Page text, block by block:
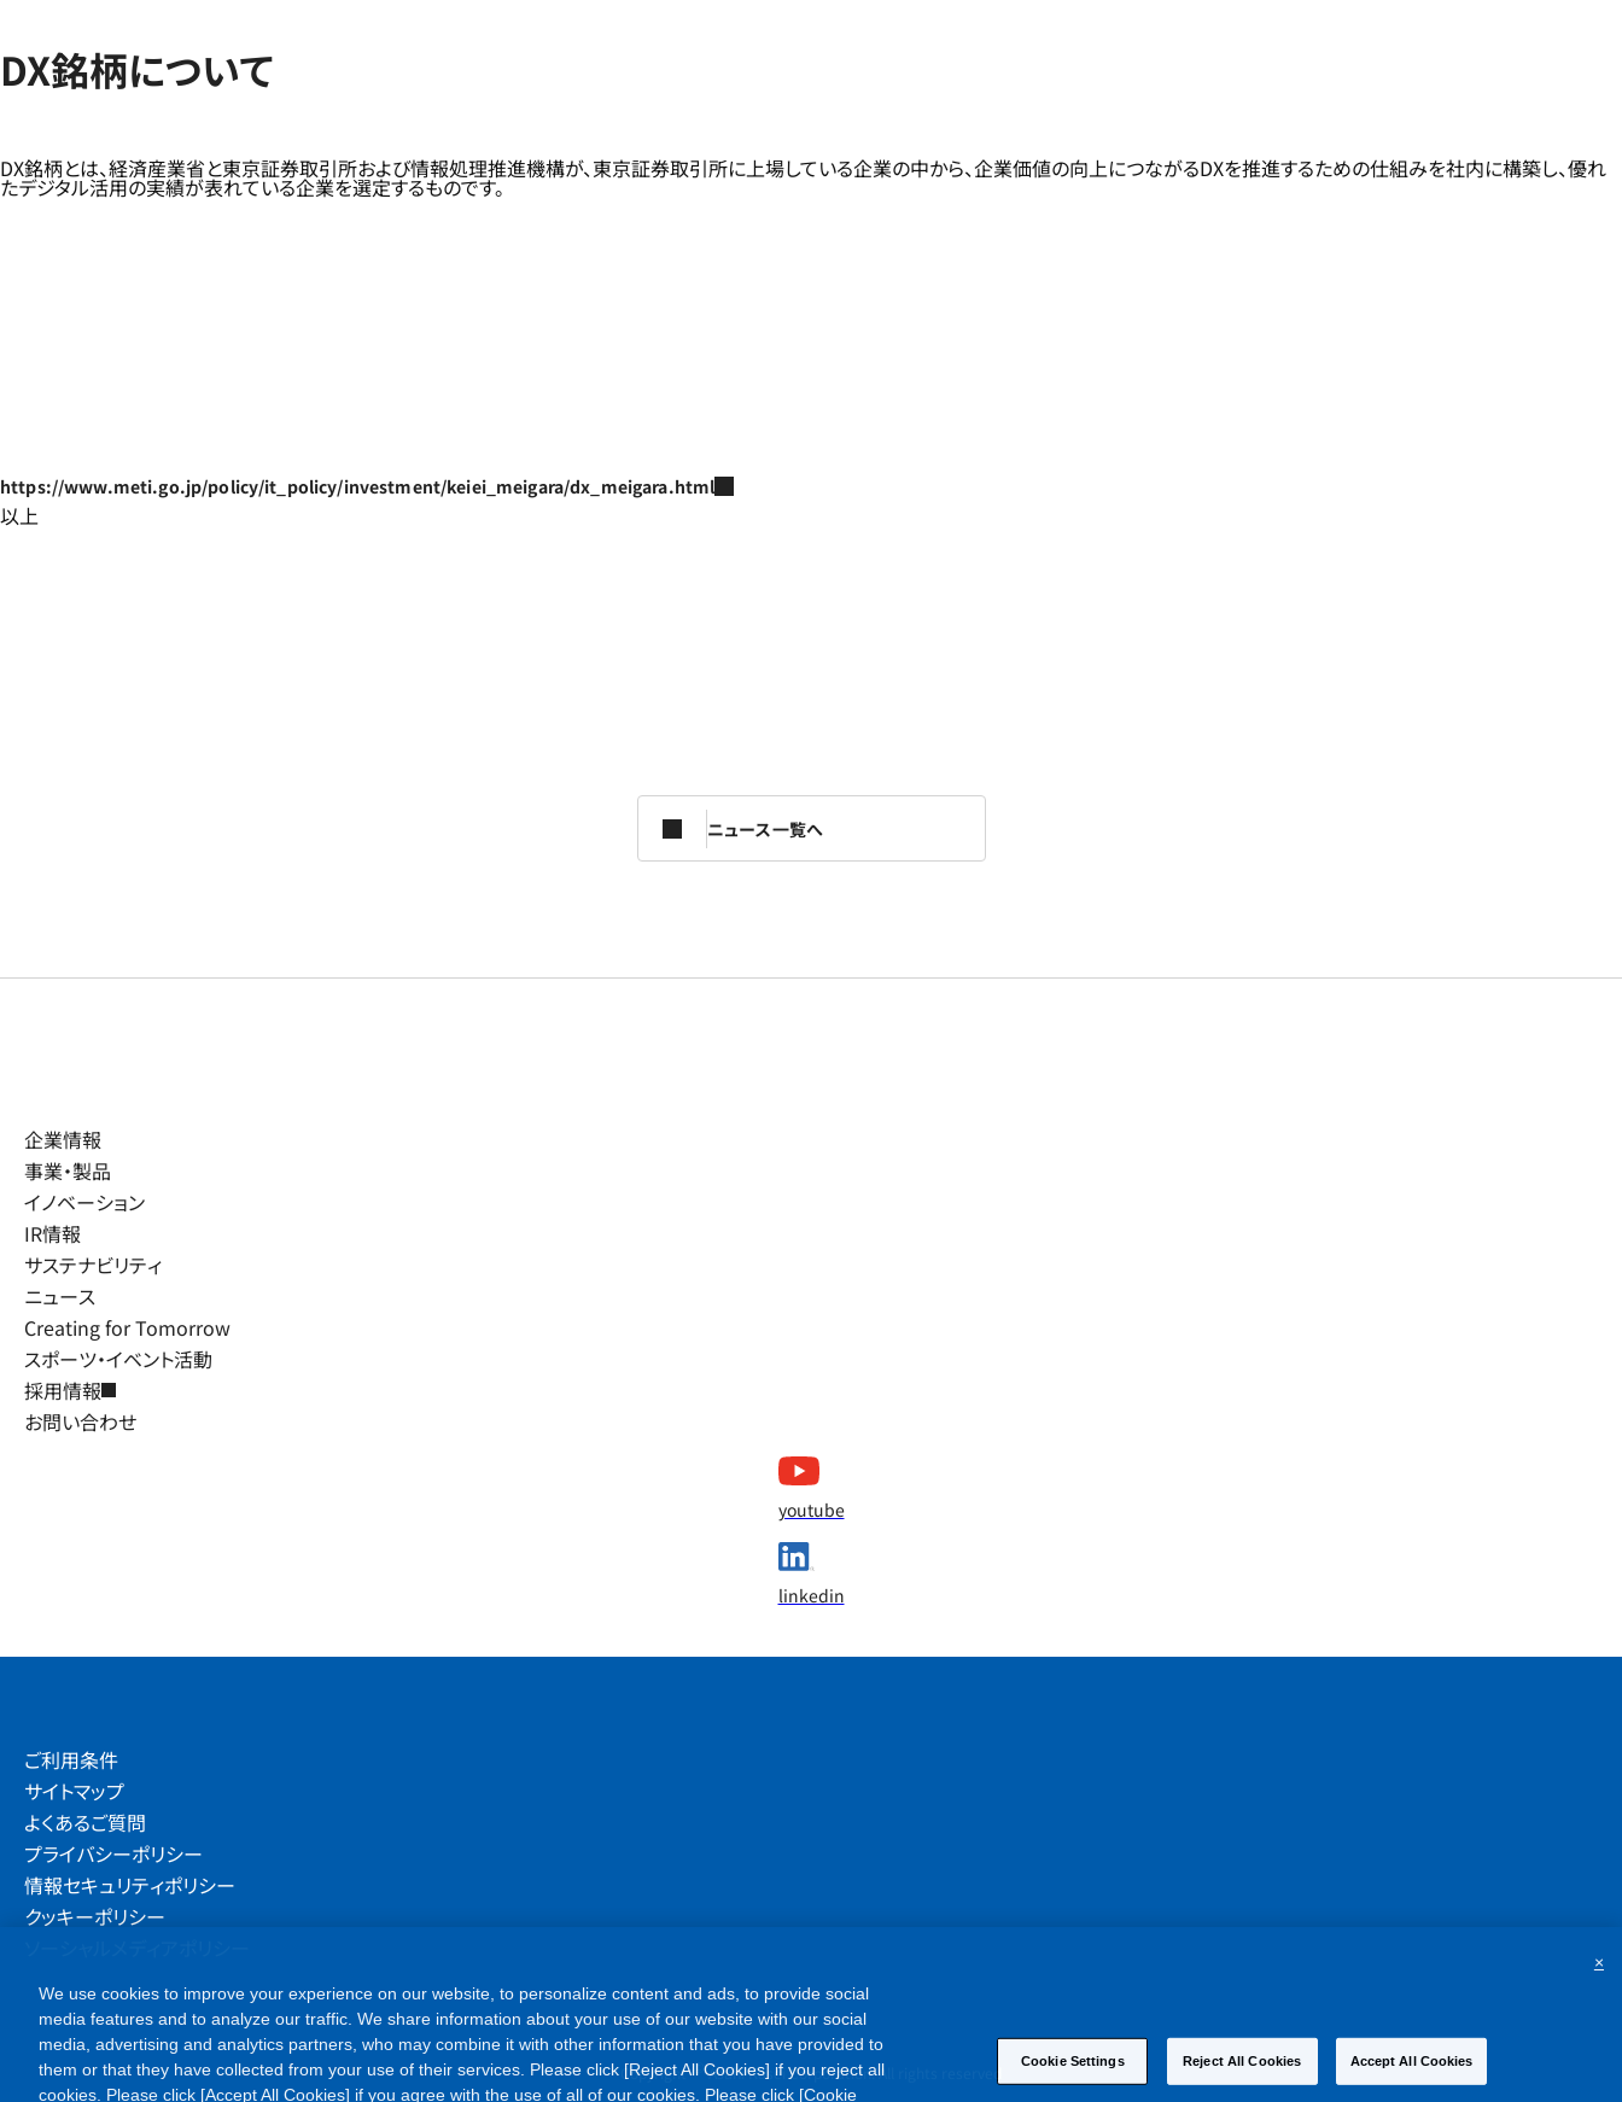
DX銘柄について
DX銘柄とは、経済産業省と東京証券取引所および情報処理推進機構が、東京証券取引所に上場している企業の中から、企業価値の向上につながるDXを推進するための仕組みを社内に構築し、優れ
たデジタル活用の実績が表れている企業を選定するものです。
https://www.meti.go.jp/policy/it_policy/investment/keiei_meigara/dx_meigara.html
以上
ニュース一覧へ
企業情報
事業・製品
イノベーション
IR情報
サステナビリティ
ニュース
Creating for Tomorrow
スポーツ・イベント活動
採用情報
お問い合わせ
youtube
linkedin
ご利用条件
サイトマップ
よくあるご質問
プライバシーポリシー
情報セキュリティポリシー
クッキーポリシー
Copyright©Asahi Kasei Corporation. All rights reserved
We use cookies to improve your experience on our website, to personalize content and ads, to provide social
media features and to analyze our traffic. We share information about your use of our website with our social
media, advertising and analytics partners, who may combine it with other information that you have provided to
them or that they have collected from your use of their services. Please click [Reject All Cookies] if you reject all
cookies. Please click [Accept All Cookies] if you agree with the use of all of our cookies. Please click [Cookie
Cookie Settings Reject All Cookies Accept All Cookies
×